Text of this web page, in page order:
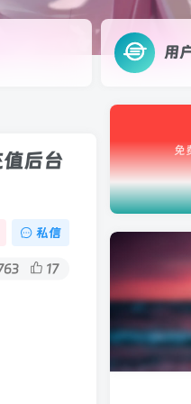
用
后台
私信
17
免